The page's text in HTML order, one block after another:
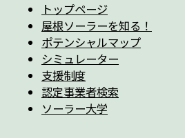
トップページ
屋根ソーラーを知る！
ポテンシャルマップ
シミュレーター
支援制度
認定事業者検索
ソーラー大学